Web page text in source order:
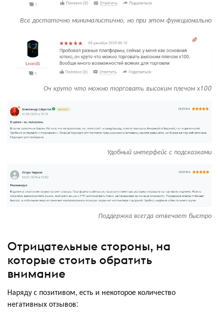
Все достаточно минималистично, но при этом функционально
Оч круто что можно торговать высоким плечом х100
Удобный интерфейс с подсказками
Поддержка всегда отвечает быстро
Отрицательные стороны, на
которые стоить обратить
внимание
Наряду с позитивом, есть и некоторое количество
негативных отзывов: